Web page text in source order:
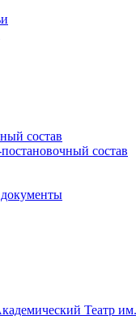
состав
состав